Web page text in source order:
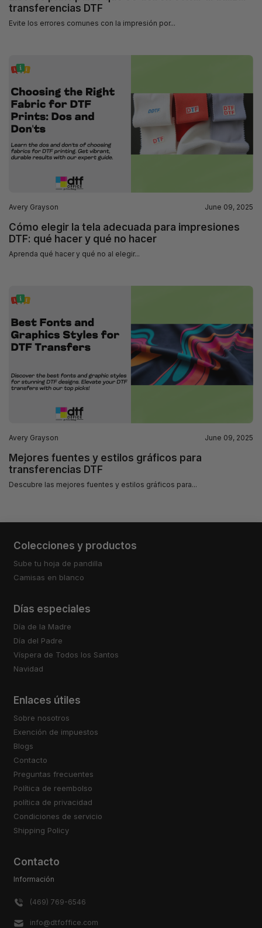
transferencias DTF
Evite los errores comunes con la impresión por...
Avery Grayson June 09, 2025
Cómo elegir la tela adecuada para impresiones
DTF: qué hacer y qué no hacer
Aprenda qué hacer y qué no al elegir...
Avery Grayson June 09, 2025
Mejores fuentes y estilos gráficos para
transferencias DTF
Descubre las mejores fuentes y estilos gráficos para...
Colecciones y productos
Sube tu hoja de pandilla
Camisas en blanco
Días especiales
Día de la Madre
Día del Padre
Víspera de Todos los Santos
Navidad
Enlaces útiles
Sobre nosotros
Exención de impuestos
Blogs
Contacto
Preguntas frecuentes
Política de reembolso
política de privacidad
Condiciones de servicio
Shipping Policy
Contacto
Información
(469) 769-6546
info@dtfoffice.com